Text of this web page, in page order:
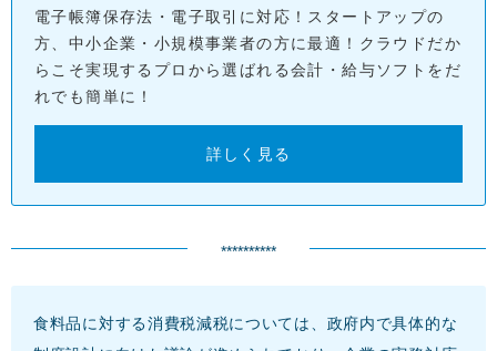
電子帳簿保存法・電子取引に対応！スタートアップの
方、中小企業・小規模事業者の方に最適！クラウドだか
らこそ実現するプロから選ばれる会計・給与ソフトをだ
れでも簡単に！
詳しく見る
**********
食料品に対する消費税減税については、政府内で具体的な